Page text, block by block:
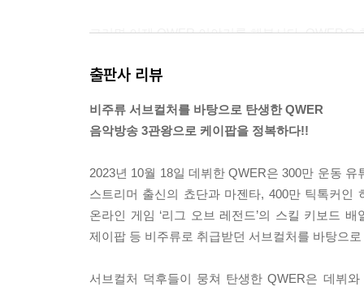
그러면 이제 QWER 이야기를 해봅시다. QWER
악’을 위주로 하기 때문입니다. 반면에 QWER은
그렇다면 QWER은 도대체 무엇을 참고로 해서 만
---「완성형 댄스 아이돌? 성장형 밴드 아이돌!」중
그러나 탑 스트리머인 마젠타는 놀랍게도 2024년
하여 직접 베이스를 연주하면서 팬들과 소통합니
출판사 리뷰
비주류 서브컬처를 바탕으로 탄생한 QWER
음악방송 3관왕으로 케이팝을 정복하다!!
2023년 10월 18일 데뷔한 QWER은 300만 운동
스트리머 출신의 쵸단과 마젠타, 400만 틱톡커인
온라인 게임 ‘리그 오브 레전드’의 스킬 키보드
제이팝 등 비주류로 취급받던 서브컬처를 바탕으
서브컬처 덕후들이 뭉쳐 탄생한 QWER은 데뷔